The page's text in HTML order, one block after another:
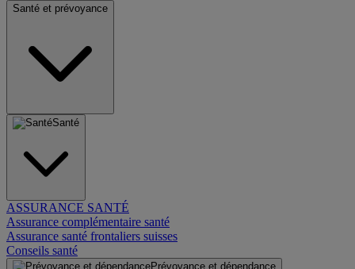
Santé et prévoyance
Santé
ASSURANCE SANTÉ
Assurance complémentaire santé
Assurance santé frontaliers suisses
Conseils santé
Prévoyance et dépendance